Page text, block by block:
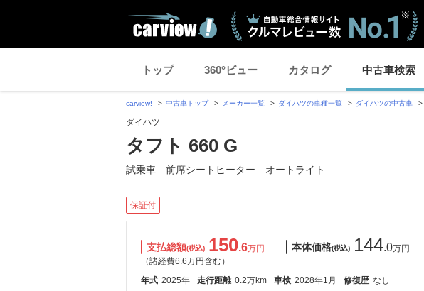
トップ 360°ビュー カタログ 中古車検索
carview! 中古車トップ メーカー一覧 ダイハツの車種一覧 ダイハツの中古車
ダイハツ
タフト 660 G
試乗車 前席シートヒーター オートライト
保証付
支払総額(税込) 150.6万円
（諸経費6.6万円含む）
本体価格(税込) 144.0万円
年式 2025年 走行距離 0.2万km 車検 2028年1月 修復歴 なし